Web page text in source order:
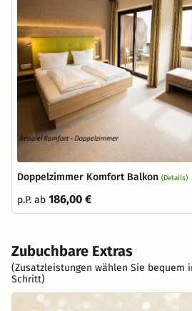
Doppelzimmer Komfort Balkon (Details)
p.P. ab 186,00 €
Zubuchbare Extras
(Zusatzleistungen wählen Sie bequem
Schritt)